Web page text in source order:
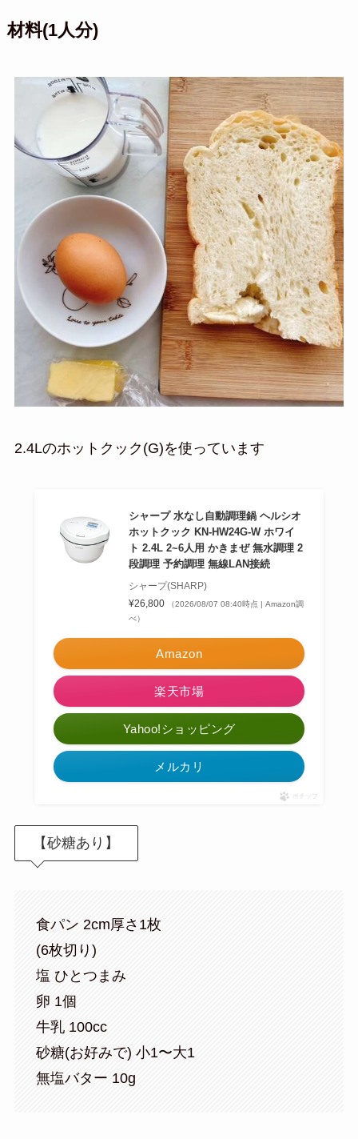
材料(1人分)
2.4Lのホットクック(G)を使っています
シャープ 水なし自動調理鍋 ヘルシオ
ホットクック KN-HW24G-W ホワイ
ト 2.4L 2~6人用 かきまぜ 無水調理 2
段調理 予約調理 無線LAN接続
シャープ(SHARP)
¥26,800
（2026/08/07 08:40時点 | Amazon調
べ）
Amazon
楽天市場
Yahoo!ショッピング
メルカリ
ポチップ
【砂糖あり】
食パン 2cm厚さ1枚
(6枚切り)
塩 ひとつまみ
卵 1個
牛乳 100cc
砂糖(お好みで) 小1〜大1
無塩バター 10g